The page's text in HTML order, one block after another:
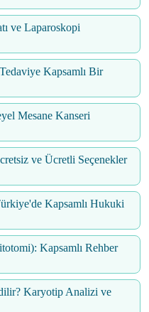
ve Laparoskopi
Kapsamlı Bir
Mesane Kanseri
ve Ücretli Seçenekler
Kapsamlı Hukuki
Kapsamlı Rehber
Karyotip Analizi ve